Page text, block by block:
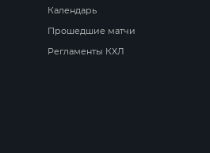
Календарь
Прошедшие матчи
Регламенты КХЛ